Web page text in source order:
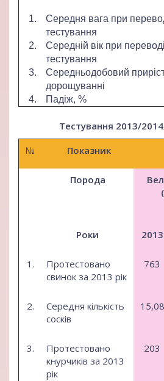
1.
Середня вага при
тестування
2.
Середній вік при
тестування
3.
Середньодобовий
дорощуванні
4. Падіж, %
Тестування 2013/
№ Показник
Порода
Роки 2013
1.
Протестовано
свинок за 2013 рік
763
2.
Середня кількість
сосків
15,08
3.
Протестовано
кнурчиків за 2013
рік
203